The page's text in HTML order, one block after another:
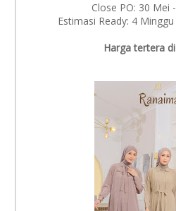
Close PO: 30 Mei
Estimasi Ready: 4
Harga tertera